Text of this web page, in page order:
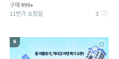
구매 999+
11번가 쇼킹딜 3
6